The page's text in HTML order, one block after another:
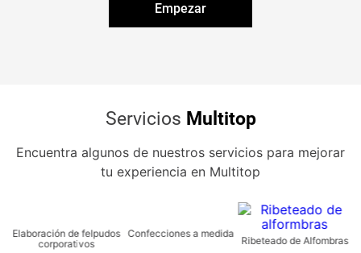
Empezar
Servicios Multitop
Encuentra algunos de nuestros servicios para mejorar
tu experiencia en Multitop